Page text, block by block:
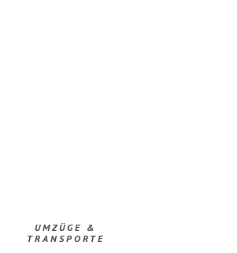
UMZÜGE &
TRANSPORTE